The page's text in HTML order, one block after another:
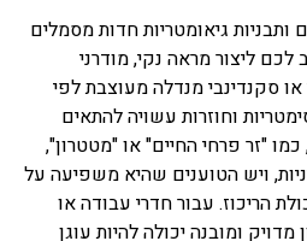
גיאומטריות חדות מסמלים
ליצור מראה נקי, מודרני
סקנדינבי מנדלה מעוצבת לפי
וחוזרות עשויה להתאים
"זר פרחי החיים" או "מטטרון",
ויש הטוענים שהיא משפיעה על
הריכוז. עבור חדרי עבודה או
מדויק ומובנה יכולה להיות עוגן